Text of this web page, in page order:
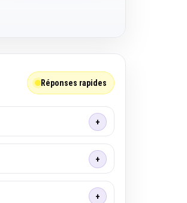
Réponses rapides